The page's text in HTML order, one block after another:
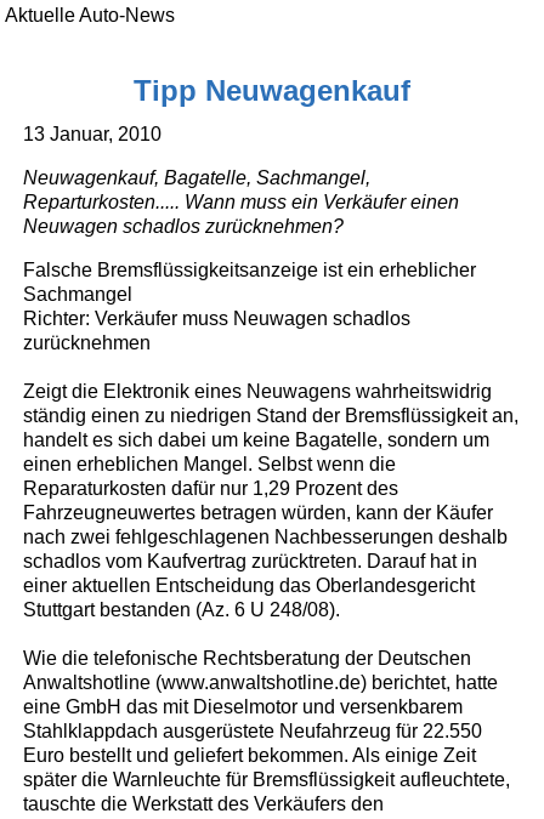
Aktuelle Auto-News
Tipp Neuwagenkauf
13 Januar, 2010
Neuwagenkauf, Bagatelle, Sachmangel,
Reparturkosten..... Wann muss ein Verkäufer einen
Neuwagen schadlos zurücknehmen?
Falsche Bremsflüssigkeitsanzeige ist ein erheblicher
Sachmangel
Richter: Verkäufer muss Neuwagen schadlos
zurücknehmen
Zeigt die Elektronik eines Neuwagens wahrheitswidrig
ständig einen zu niedrigen Stand der Bremsflüssigkeit an,
handelt es sich dabei um keine Bagatelle, sondern um
einen erheblichen Mangel. Selbst wenn die
Reparaturkosten dafür nur 1,29 Prozent des
Fahrzeugneuwertes betragen würden, kann der Käufer
nach zwei fehlgeschlagenen Nachbesserungen deshalb
schadlos vom Kaufvertrag zurücktreten. Darauf hat in
einer aktuellen Entscheidung das Oberlandesgericht
Stuttgart bestanden (Az. 6 U 248/08).
Wie die telefonische Rechtsberatung der Deutschen
Anwaltshotline (www.anwaltshotline.de) berichtet, hatte
eine GmbH das mit Dieselmotor und versenkbarem
Stahlklappdach ausgerüstete Neufahrzeug für 22.550
Euro bestellt und geliefert bekommen. Als einige Zeit
später die Warnleuchte für Bremsflüssigkeit aufleuchtete,
tauschte die Werkstatt des Verkäufers den